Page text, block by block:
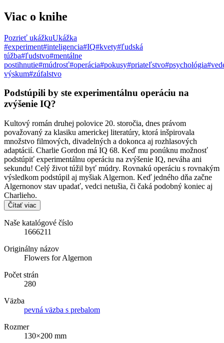
Viac o knihe
Pozrieť ukážkuUkážka
#experiment#inteligencia#IQ#kvety#ľudská
túžba#ľudstvo#mentálne
postihnutie#múdrosť#operácia#pokusy#priateľstvo#psychológia
výskum#zúfalstvo
Podstúpili by ste experimentálnu operáciu na
zvýšenie IQ?
Kultový román druhej polovice 20. storočia, dnes právom
považovaný za klasiku americkej literatúry, ktorá inšpirovala
množstvo filmových, divadelných a dokonca aj rozhlasových
adaptácií. Charlie Gordon má IQ 68. Keď mu ponúknu možnosť
podstúpiť experimentálnu operáciu na zvýšenie IQ, neváha ani
sekundu! Celý život túžil byť múdry. Rovnakú operáciu s rovnakým
výsledkom podstúpil aj myšiak Algernon. Keď jedného dňa začne
Algernonov stav upadať, vedci netušia, či čaká podobný koniec aj
Charlieho.
Čítať viac
Naše katalógové číslo
1666211
Originálny názov
Flowers for Algernon
Počet strán
280
Väzba
pevná väzba s prebalom
Rozmer
130×200 mm